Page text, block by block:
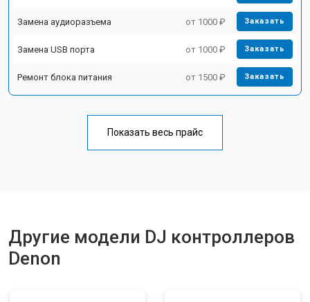
Замена аудиоразъема от 1000 ₽ Заказать
Замена USB порта от 1000 ₽ Заказать
Ремонт блока питания от 1500 ₽ Заказать
Показать весь прайс
Другие модели DJ контроллеров
Denon